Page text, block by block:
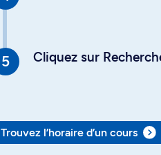
Cliquez sur
Trouvez l’horaire d’un cours